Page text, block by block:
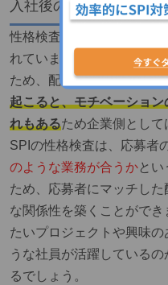
入社後の配属先を決め
性格検査の結果は、 入社
れています。同企業でも
ため、配属先との相性もあ
起こると、モチベーショ
れもあるため企業側として
SPIの性格検査は、応募者
のような業務が合うかと
ため、応募者にマッチし
な関係性を築くことがで
たいプロジェクトや興味
うな社員が活躍している
るでしょう。